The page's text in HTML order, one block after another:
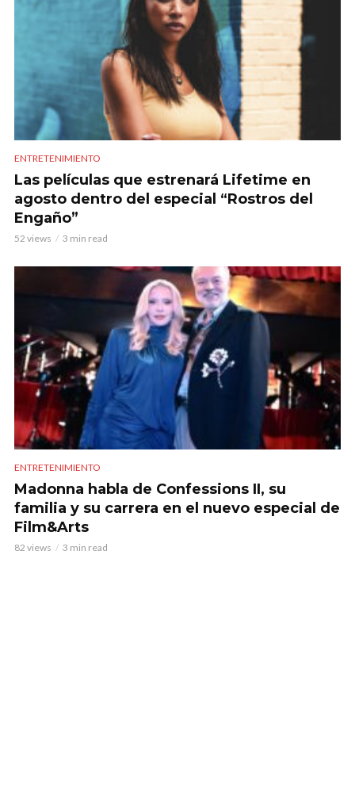
ENTRETENIMIENTO
Las películas que estrenará Lifetime en
agosto dentro del especial “Rostros del
Engaño”
52 views 3 min read
ENTRETENIMIENTO
Madonna habla de Confessions II, su
familia y su carrera en el nuevo especial de
Film&Arts
82 views 3 min read